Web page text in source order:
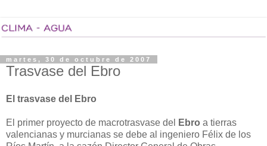
martes, 30 de octubre de 2007
Trasvase del Ebro
El trasvase del Ebro
El primer proyecto de macrotrasvase del Ebro a tierras
valencianas y murcianas se debe al ingeniero Félix de los